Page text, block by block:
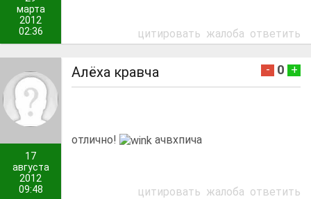
марта
2012
02:36
цитировать жалоба ответить
17
августа
2012
09:48
Алёха кравча - 0 +
отлично! ачвхпича
цитировать жалоба ответить